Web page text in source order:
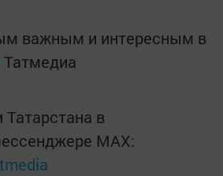
важным и интересным в
Татмедиа
Татарстана в
MАХ: